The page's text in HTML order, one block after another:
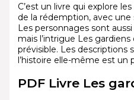
C’est un livre qui explore
de la rédemption, avec
Les personnages sont
mais l’intrigue Les
prévisible. Les descriptions
l’histoire elle-même est un
PDF Livre Les